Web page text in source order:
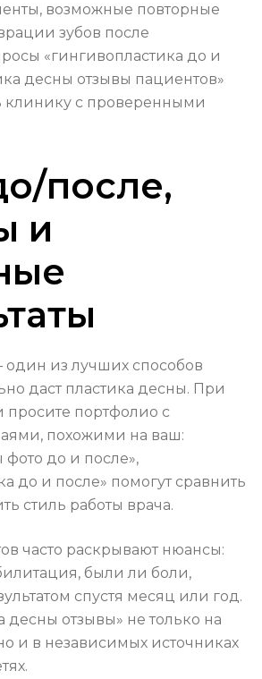
возможные повторные
зубов после
«гингивопластика до и
десны отзывы пациентов»
клинику с проверенными
после,
и
из лучших способов
даст пластика десны. При
портфолио с
похожими на ваш:
фото до и после»,
до и после» помогут сравнить
стиль работы врача.
часто раскрывают нюансы:
были ли боли,
спустя месяц или год.
десны отзывы» не только на
и в независимых источниках